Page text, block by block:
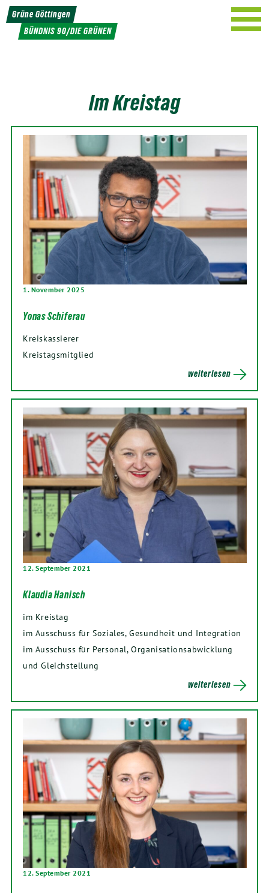
Weiter
zum
Inhalt
Grüne Göttingen
BÜNDNIS 90/DIE GRÜNEN
Im Kreistag
1. November 2025
Yonas Schiferau
Kreiskassierer
Kreistagsmitglied
weiterlesen
12. September 2021
Klaudia Hanisch
im Kreistag
im Ausschuss für Soziales, Gesundheit und Integration
im Ausschuss für Personal, Organisationsabwicklung
und Gleichstellung
weiterlesen
12. September 2021